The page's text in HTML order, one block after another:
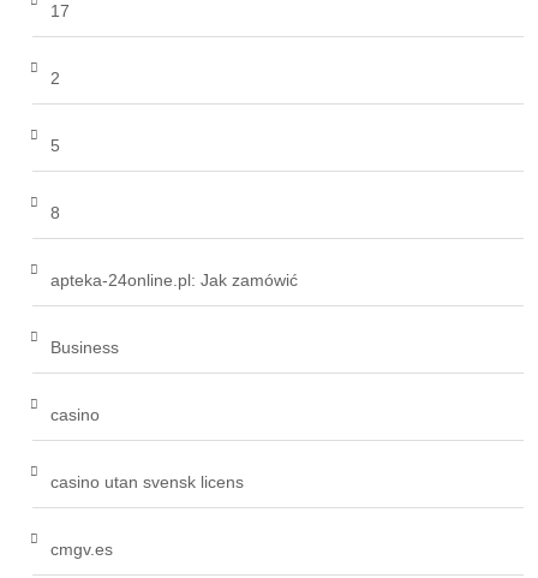
17
2
5
8
apteka-24online.pl: Jak zamówić
Business
casino
casino utan svensk licens
cmgv.es